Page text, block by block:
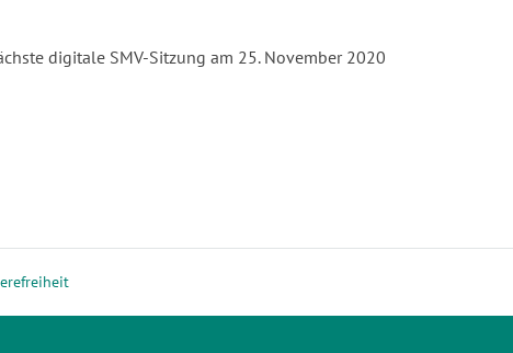
digitale SMV-Sitzung am 25. November 2020